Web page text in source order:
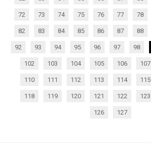
72 73 74 75 76 77 78
82 83 84 85 86 87 88
92 93 94 95 96 97 98
102 103 104 105 106 107
110 111 112 113 114 115
118 119 120 121 122 123
126 127